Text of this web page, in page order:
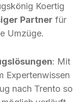
Koertig
Partner für
Umzüge.
: Mit
Expertenwissen
nach Trento so